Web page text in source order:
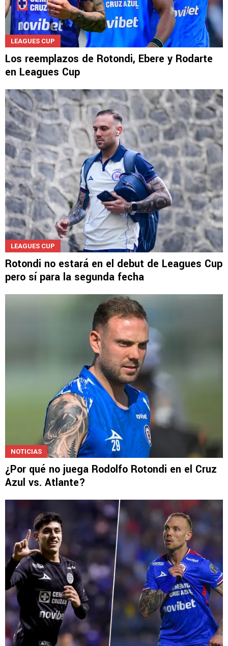
LEAGUES CUP
Los reemplazos de Rotondi, Ebere y Rodarte
en Leagues Cup
LEAGUES CUP
Rotondi no estará en el debut de Leagues Cup
pero sí para la segunda fecha
NOTICIAS
¿Por qué no juega Rodolfo Rotondi en el Cruz
Azul vs. Atlante?